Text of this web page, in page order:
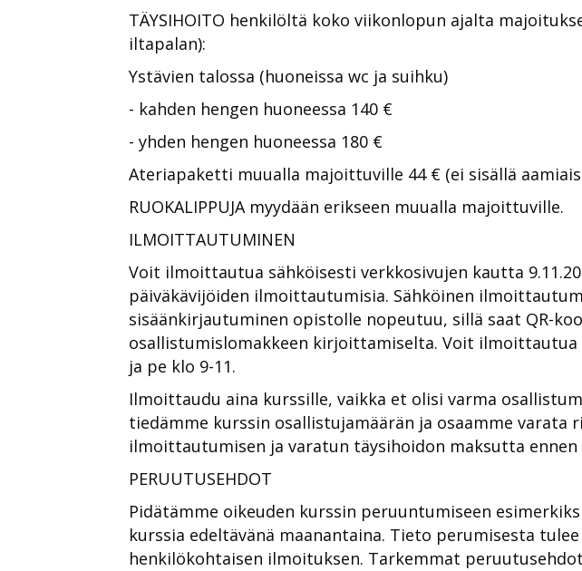
TÄYSIHOITO henkilöltä koko viikonlopun ajalta
iltapalan):
Ystävien talossa (huoneissa wc ja suihku)
- kahden hengen huoneessa 140 €
- yhden hengen huoneessa 180 €
Ateriapaketti muualla majoittuville 44 € (ei sisällä
RUOKALIPPUJA myydään erikseen muualla majoittuville.
ILMOITTAUTUMINEN
Voit ilmoittautua sähköisesti verkkosivujen kautta
päiväkävijöiden ilmoittautumisia. Sähköinen
sisäänkirjautuminen opistolle nopeutuu, sillä saat QR-
osallistumislomakkeen kirjoittamiselta. Voit ilmoittautua
ja pe klo 9-11.
Ilmoittaudu aina kurssille, vaikka et olisi varma
tiedämme kurssin osallistujamäärän ja osaamme
ilmoittautumisen ja varatun täysihoidon maksutta ennen
PERUUTUSEHDOT
Pidätämme oikeuden kurssin peruuntumiseen
kurssia edeltävänä maanantaina. Tieto perumisesta
henkilökohtaisen ilmoituksen. Tarkemmat